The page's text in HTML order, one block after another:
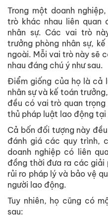
Trong một doanh
trò khác nhau liên quan
nhân sự. Các vai trò
trưởng phòng nhân sự,
ngoài. Mỗi vai trò này sẽ
nhau đáng chú ý như sau.
Điểm giống của họ là cả
nhân sự và kế toán
đều có vai trò quan
thủ pháp luật lao động tại
Cả bốn đối tượng này
đánh giá các quy trình,
doanh nghiệp có liên
đồng thời đưa ra các giải
rủi ro pháp lý và bảo vệ
người lao động.
Tuy nhiên, họ cũng có
sau: